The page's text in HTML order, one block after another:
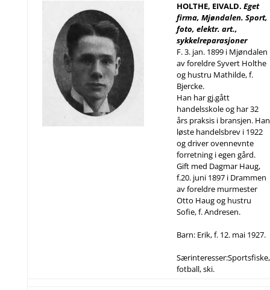
HOLTHE, EIVALD. Eget
firma, Mjøndalen. Sport,
foto, elektr. art.,
sykkelreparasjoner
F. 3. jan. 1899 i Mjøndalen
av foreldre Syvert Holthe
og hustru Mathilde, f.
Bjercke.
Han har gj.gått
handelsskole og har 32
års praksis i bransjen. Han
løste handelsbrev i 1922
og driver ovennevnte
forretning i egen gård.
Gift med Dagmar Haug,
f.20. juni 1897 i Drammen
av foreldre murmester
Otto Haug og hustru
Sofie, f. Andresen.
Barn: Erik, f. 12. mai 1927.
Særinteresser:Sportsfiske,
fotball, ski.